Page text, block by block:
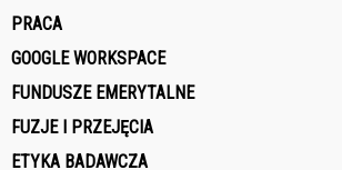
PRACA
GOOGLE WORKSPACE
FUNDUSZE EMERYTALNE
FUZJE I PRZEJĘCIA
ETYKA BADAWCZA